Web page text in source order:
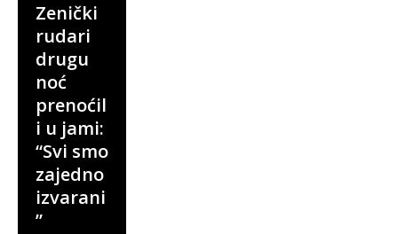
Zenički
rudari
drugu
noć
prenoćil
i u jami:
“Svi smo
zajedno
izvarani
”